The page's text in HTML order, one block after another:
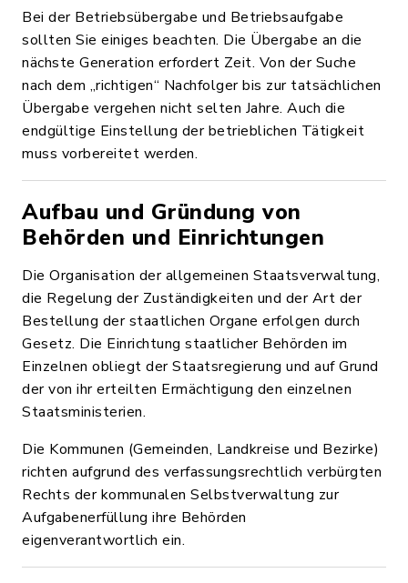
Bei der Betriebsübergabe und Betriebsaufgabe
sollten Sie einiges beachten. Die Übergabe an die
nächste Generation erfordert Zeit. Von der Suche
nach dem „richtigen“ Nachfolger bis zur tatsächlichen
Übergabe vergehen nicht selten Jahre. Auch die
endgültige Einstellung der betrieblichen Tätigkeit
muss vorbereitet werden.
Aufbau und Gründung von
Behörden und Einrichtungen
Die Organisation der allgemeinen Staatsverwaltung,
die Regelung der Zuständigkeiten und der Art der
Bestellung der staatlichen Organe erfolgen durch
Gesetz. Die Einrichtung staatlicher Behörden im
Einzelnen obliegt der Staatsregierung und auf Grund
der von ihr erteilten Ermächtigung den einzelnen
Staatsministerien.
Die Kommunen (Gemeinden, Landkreise und Bezirke)
richten aufgrund des verfassungsrechtlich verbürgten
Rechts der kommunalen Selbstverwaltung zur
Aufgabenerfüllung ihre Behörden
eigenverantwortlich ein.